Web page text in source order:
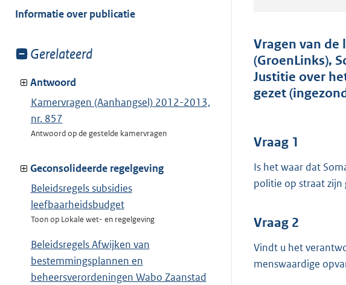
van:
Informatie over publicatie
Toon
van:
Gerelateerd
Antwoord
Kamervragen (Aanhangsel) 2012-2013,
nr. 857
Antwoord op de gestelde kamervragen
Geconsolideerde regelgeving
Beleidsregels subsidies
leefbaarheidsbudget
Toon op Lokale wet- en regelgeving
Beleidsregels Afwijken van
bestemmingsplannen en
beheersverordeningen Wabo Zaanstad
Vragen van de
(GroenLinks),
Justitie over
gezet
Vraag 1
Is het waar dat
politie op straat zijn
Vraag 2
Vindt u het
menswaardige